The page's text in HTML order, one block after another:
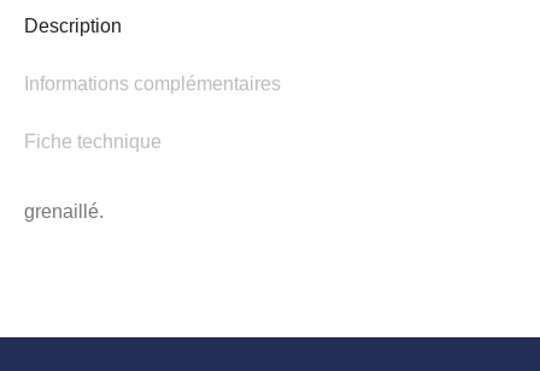
Description
Informations complémentaires
Fiche technique
grenaillé.